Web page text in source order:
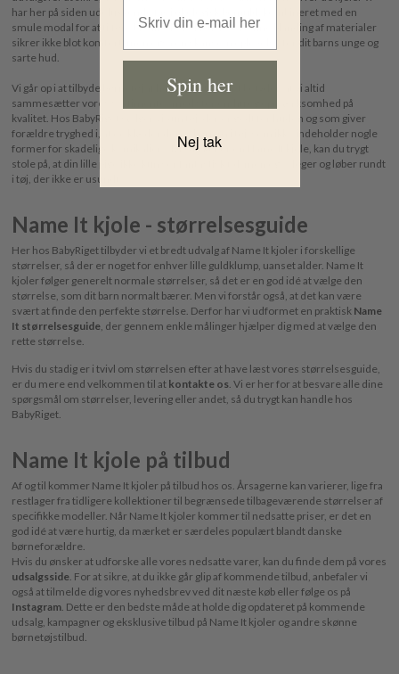
har her på siden udelukkende fås i økologisk bomuld, kombineret med en
smule modal for at tilføre blødhed og elasticitet. Denne blanding af materialer
sikrer ikke blot komfort, men også en skånsom oplevelse for dit barns unge og
sarte hud.
Vi går op i at tilbyde børnetøj af høj kvalitet, og det betyder, at vi altid
sammesætter vores sortimenter med stor omhu og opmærksomhed på
kvalitet. Hos BabyRiget sælger vi kun tøj, der er godt for huden og som giver
forældre tryghed i, at de klæder deres børn på i tøj, som ikke indeholder nogle
former for skadelige kemikalier. Hvis du køber en Name It kjole, kan du trygt
stole på, at din lille pige ikke kun ser fantastisk ud, men også leger og løber rundt
i tøj, der ikke er usundt.
Name It kjole - størrelsesguide
Her hos BabyRiget tilbyder vi et bredt udvalg af Name It kjoler i forskellige
størrelser, så der er noget for enhver lille guldklump, uanset alder. Name It
kjoler følger generelt normale størrelser, så det er en god idé at vælge den
størrelse, som dit barn normalt bærer. Men vi forstår også, at det kan være
svært at finde den perfekte størrelse. Derfor har vi udformet en praktisk Name
It størrelsesguide, der gennem enkle målinger hjælper dig med at vælge den
rette størrelse.
Hvis du stadig er i tvivl om størrelsen efter at have læst vores størrelsesguide,
er du mere end velkommen til at kontakte os. Vi er her for at besvare alle dine
spørgsmål om størrelser, levering eller andet, så du trygt kan handle hos
BabyRiget.
Name It kjole på tilbud
Af og til kommer Name It kjoler på tilbud hos os. Årsagerne kan varierer, lige fra
restlager fra tidligere kollektioner til begrænsede tilbageværende størrelser af
specifikke modeller. Når Name It kjoler kommer til nedsatte priser, er det en
god idé at være hurtig, da mærket er særdeles populært blandt danske
børneforældre.
Hvis du ønsker at udforske alle vores nedsatte varer, kan du finde dem på vores
udsalgsside. For at sikre, at du ikke går glip af kommende tilbud, anbefaler vi
også at tilmelde dig vores nyhedsbrev ved dit næste køb eller følge os på
Instagram. Dette er den bedste måde at holde dig opdateret på kommende
udsalg, kampagner og eksklusive tilbud på Name It kjoler og andre skønne
børnetøjstilbud.
Spin her
Nej tak